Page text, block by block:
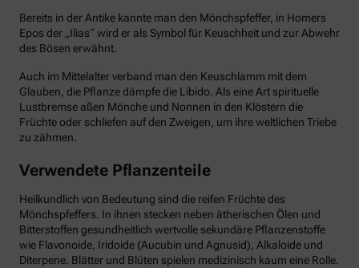
Bereits in der Antike kannte man den Mönchspfeffer, in Homers
Epos der „Ilias“ wird er als Symbol für Keuschheit und zur Abwehr
des Bösen erwähnt.
Auch im Mittelalter verband man den Keuschlamm mit dem
Glauben, die Pflanze dämpfe die Libido. Als eine Art spirituelle
Lustbremse aßen Mönche und Nonnen in den Klöstern die
Früchte oder schliefen auf den Zweigen, um ihre weltlichen Triebe
zu zähmen.
Verwendete Pflanzenteile
Heilkundlich von Bedeutung sind die reifen Früchte des
Mönchspfeffers. In ihnen stecken neben ätherischen Ölen und
Bitterstoffen gesundheitlich wertvolle sekundäre Pflanzenstoffe
wie Flavonoide, Iridoide (Aucubin und Agnusid), Alkaloide und
Diterpene. Blätter und Blüten spielen medizinisch kaum eine Rolle.